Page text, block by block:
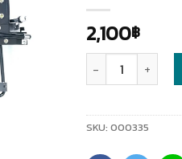
2,100฿
SKU: 000335